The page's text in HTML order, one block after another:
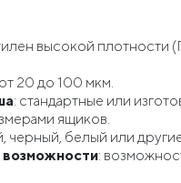
высокой плотности
20 до 100 мкм.
: стандартные или
ящиков.
черный, белый или
: